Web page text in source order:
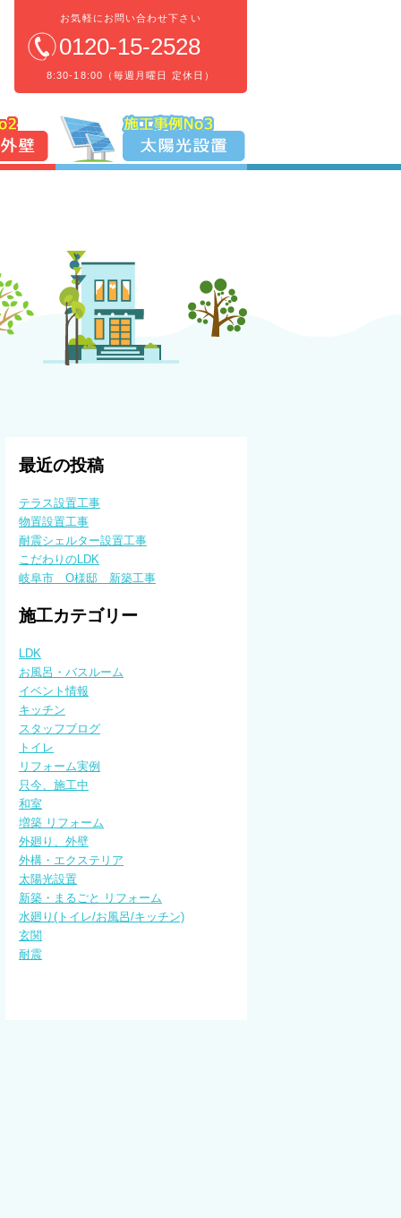
お気軽にお問い合わせ下さい
0120-15-2528
8:30-18:00（毎週月曜日 定休日）
最近の投稿
テラス設置工事
物置設置工事
耐震シェルター設置工事
こだわりのLDK
岐阜市 O様邸 新築工事
施工カテゴリー
LDK
お風呂・バスルーム
イベント情報
キッチン
スタッフブログ
トイレ
リフォーム実例
只今、施工中
和室
増築 リフォーム
外廻り、外壁
外構・エクステリア
太陽光設置
新築・まるごと リフォーム
水廻り(トイレ/お風呂/キッチン)
玄関
耐震